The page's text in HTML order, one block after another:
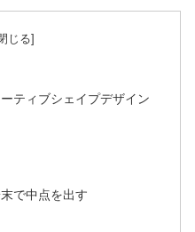
ティブシェイプデザイン
で中点を出す